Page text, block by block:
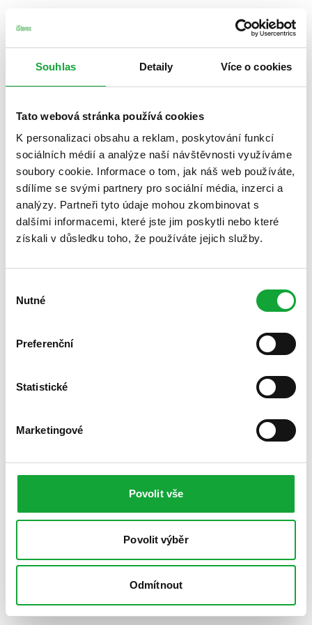
Souhlas Detaily Více o cookies
Tato webová stránka používá cookies
K personalizaci obsahu a reklam, poskytování funkcí
sociálních médií a analýze naší návštěvnosti využíváme
soubory cookie. Informace o tom, jak náš web používáte,
sdílíme se svými partnery pro sociální média, inzerci a
analýzy. Partneři tyto údaje mohou zkombinovat s
dalšími informacemi, které jste jim poskytli nebo které
získali v důsledku toho, že používáte jejich služby.
souhlasu
Nutné
Preferenční
Statistické
Marketingové
Povolit vše
Povolit výběr
Odmítnout